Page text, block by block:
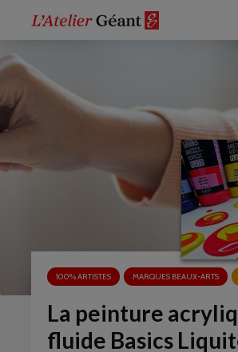
100% ARTISTES MARQUES BEAUX-ARTS
La peinture
fluide Basics